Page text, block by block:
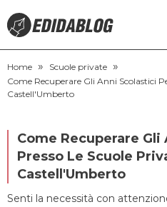
CORSI DI INGLESE
SCUOLE PRIVATE
SCUOLE SERALI
Home » Scuole private »
Come Recuperare Gli Anni Scolastici
Castell'Umberto
Come Recuperare
Presso Le Scuole
Castell'Umberto
Senti la necessità con